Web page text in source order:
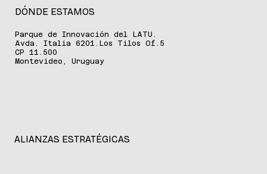
DÓNDE ESTAMOS
Parque de Innovación del LATU.
Avda. Italia 6201.Los Tilos Of.5
CP 11.500
Montevideo, Uruguay
ALIANZAS ESTRATÉGICAS